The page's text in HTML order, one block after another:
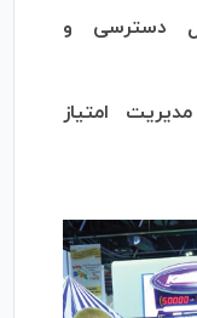
دسترسی و
امتیاز